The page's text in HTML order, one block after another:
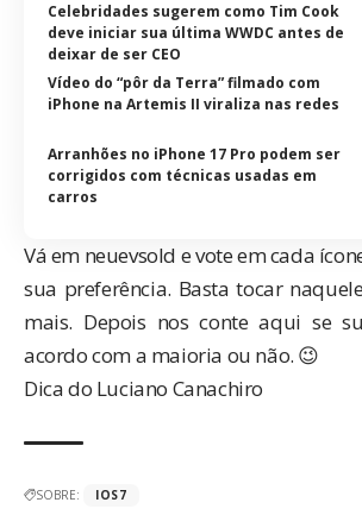
Celebridades sugerem como Tim Cook
deve iniciar sua última WWDC antes de
deixar de ser CEO
Vídeo do “pôr da Terra” filmado com
iPhone na Artemis II viraliza nas redes
Arranhões no iPhone 17 Pro podem ser
corrigidos com técnicas usadas em
carros
Vá em neuevsold e vote em cada
sua preferência. Basta tocar
mais. Depois nos conte aqui se
acordo com a maioria ou não. 😉
Dica do Luciano Canachiro
SOBRE: IOS7